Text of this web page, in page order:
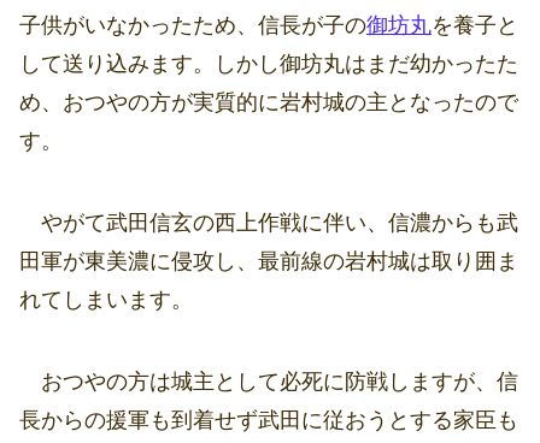
子供がいなかったため、信長が子の御坊丸を養子と
して送り込みます。しかし御坊丸はまだ幼かったた
め、おつやの方が実質的に岩村城の主となったので
す。
やがて武田信玄の西上作戦に伴い、信濃からも武
田軍が東美濃に侵攻し、最前線の岩村城は取り囲ま
れてしまいます。
おつやの方は城主として必死に防戦しますが、信
長からの援軍も到着せず武田に従おうとする家臣も